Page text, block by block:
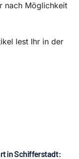
nach Möglichkeit
lest Ihr in der
in Schifferstadt: